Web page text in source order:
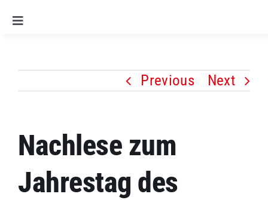
Toggle
Alle Artikel
Leitlinien
Kontakt
Previous Next
Nachlese zum
Jahrestag des